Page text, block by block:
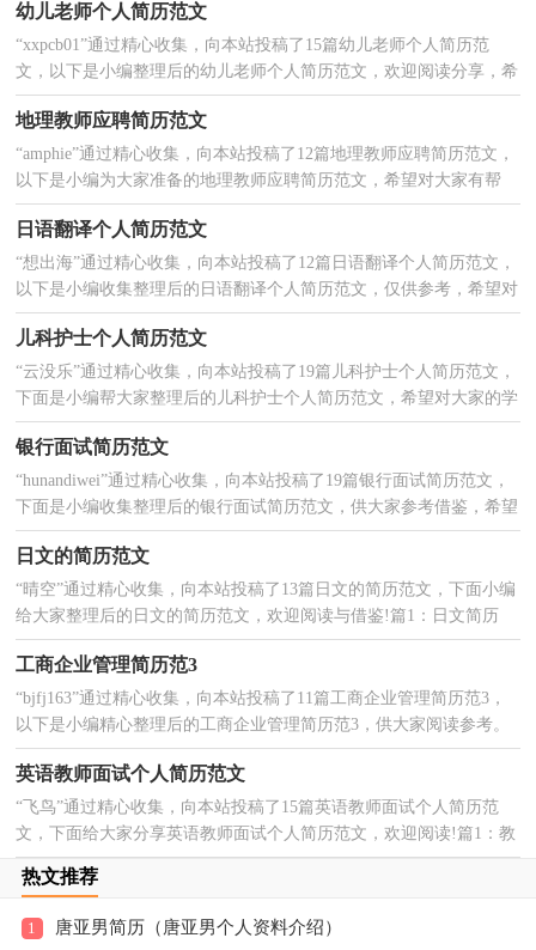
幼儿老师个人简历范文
2025-01-26
“xxpcb01”通过精心收集，向本站投稿了15篇幼儿老师个人简历范
文，以下是小编整理后的幼儿老师个人简历范文，欢迎阅读分享，希
望对您有所帮助。篇1：幼儿老师个人简历 基本...
地理教师应聘简历范文
2025-01-25
“amphie”通过精心收集，向本站投稿了12篇地理教师应聘简历范文，
以下是小编为大家准备的地理教师应聘简历范文，希望对大家有帮
助。篇1：地理教师应聘简历 姓名:**性别:女出生年月...
日语翻译个人简历范文
2025-01-24
“想出海”通过精心收集，向本站投稿了12篇日语翻译个人简历范文，
以下是小编收集整理后的日语翻译个人简历范文，仅供参考，希望对
大家有所帮助。篇1：日语翻译个人简历 目前所在： 荔...
儿科护士个人简历范文
2025-01-24
“云没乐”通过精心收集，向本站投稿了19篇儿科护士个人简历范文，
下面是小编帮大家整理后的儿科护士个人简历范文，希望对大家的学
习与工作有所帮助。篇1：有关儿科护士年终总结 20...
银行面试简历范文
2025-01-24
“hunandiwei”通过精心收集，向本站投稿了19篇银行面试简历范文，
下面是小编收集整理后的银行面试简历范文，供大家参考借鉴，希望
可以帮助到有需要的朋友。篇1：银行面试简历...
日文的简历范文
2025-01-23
“晴空”通过精心收集，向本站投稿了13篇日文的简历范文，下面小编
给大家整理后的日文的简历范文，欢迎阅读与借鉴!篇1：日文简历
日文简历模板日语简历格式上与中文简历有一定的差...
工商企业管理简历范3
2025-01-21
“bjfj163”通过精心收集，向本站投稿了11篇工商企业管理简历范3，
以下是小编精心整理后的工商企业管理简历范3，供大家阅读参考。
篇1：工商企业管理简历范3 工商企业管理简历范3目...
英语教师面试个人简历范文
2025-01-19
“飞鸟”通过精心收集，向本站投稿了15篇英语教师面试个人简历范
文，下面给大家分享英语教师面试个人简历范文，欢迎阅读!篇1：教
师面试个人简历 个人信息姓 名： xx性 别： 女民 ...
热文推荐
1 唐亚男简历（唐亚男个人资料介绍）